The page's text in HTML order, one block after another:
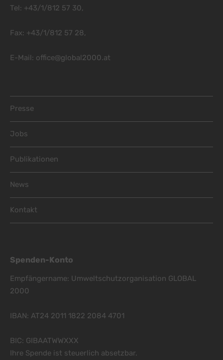
Tel: +43/1/812 57 30,
Fax: +43/1/812 57 28,
E-Mail: office@global2000.at
Presse
Jobs
Publikationen
News
Kontakt
Spenden-Konto
Empfängername: Umweltschutzorganisation GLOBAL
2000
IBAN: AT24 2011 1822 2084 4701
BIC: GIBAATWWXXX
Ihre Spende ist steuerlich absetzbar.